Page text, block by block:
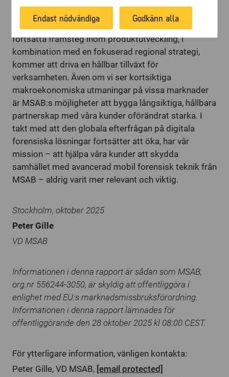
makroekonomiska förändringar.
Sammanfattningsvis är jag övertygad om att våra
fortsatta framsteg inom produktutveckling, i
kombination med en fokuserad regional strategi,
kommer att driva en hållbar tillväxt för
verksamheten. Även om vi ser kortsiktiga
makroekonomiska utmaningar på vissa marknader
är MSAB:s möjligheter att bygga långsiktiga, hållbara
partnerskap med våra kunder oförändrat starka. I
takt med att den globala efterfrågan på digitala
forensiska lösningar fortsätter att öka, har vår
mission – att hjälpa våra kunder att skydda
samhället med avancerad mobil forensisk teknik från
MSAB – aldrig varit mer relevant och viktig.
Stockholm, oktober 2025
Peter Gille
VD MSAB
Informationen i denna rapport är sådan som MSAB,
org.nr 556244-3050, är skyldig att offentliggöra i
enlighet med EU:s marknadsmissbruksförordning.
Informationen i denna rapport lämnades för
offentliggörande den 28 oktober 2025 kl 08:00 CEST.
För ytterligare information, vänligen kontakta:
Peter Gille, VD MSAB, [email protected]
this processing is to enable us to promote
products or services, provide customized
offers or provide recommendations based on
what you have purchased in the past.
Endast nödvändiga Godkänn alla